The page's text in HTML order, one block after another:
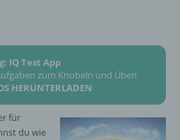
IQ Test App
zum Knobeln und Üben
HERUNTERLADEN
für
du wie